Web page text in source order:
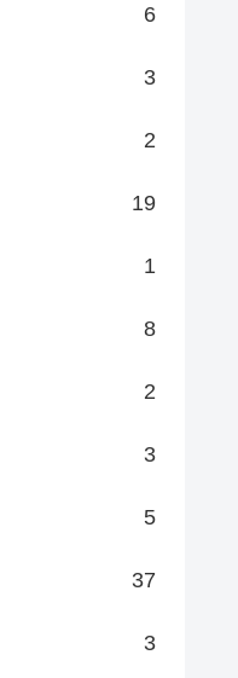
6
3
2
19
1
8
2
3
5
37
3